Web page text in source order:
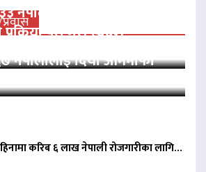
नेपाली कैदीलाई आममाफी,
पूरा गरी स्वदेश…
नेपालीलाई दियो आममाफी
करिब ६ लाख नेपाली रोजगारीका लागि…